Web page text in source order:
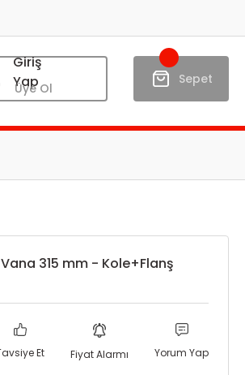
Giriş
Yap
Üye Ol
Sepet
315 mm - Kole+Flanş
Et Fiyat Alarmı Yorum Yap